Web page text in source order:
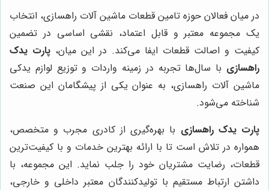
در میان فعالان حوزه تامین قطعات ماشین آلات راهسازی، انتخاب
یک مجموعه معتبر و قابل اعتماد، نقشی اساسی در تضمین
کیفیت و اصالت قطعات ایفا می‌کند. در این میان، پارت یدک
راهسازی با سال‌ها تجربه در زمینه واردات و توزیع لوازم یدکی
ماشین آلات راهسازی، به عنوان یکی از پیشگامان این صنعت
شناخته می‌شود.
پارت یدک راهسازی با بهره‌گیری از کادری مجرب و متخصص،
همواره در تلاش است تا با ارائه بهترین خدمات و با کیفیت‌ترین
قطعات، رضایت مشتریان خود را جلب نماید. این مجموعه، با
داشتن ارتباط مستقیم با تولیدکنندگان معتبر داخلی و خارجی،